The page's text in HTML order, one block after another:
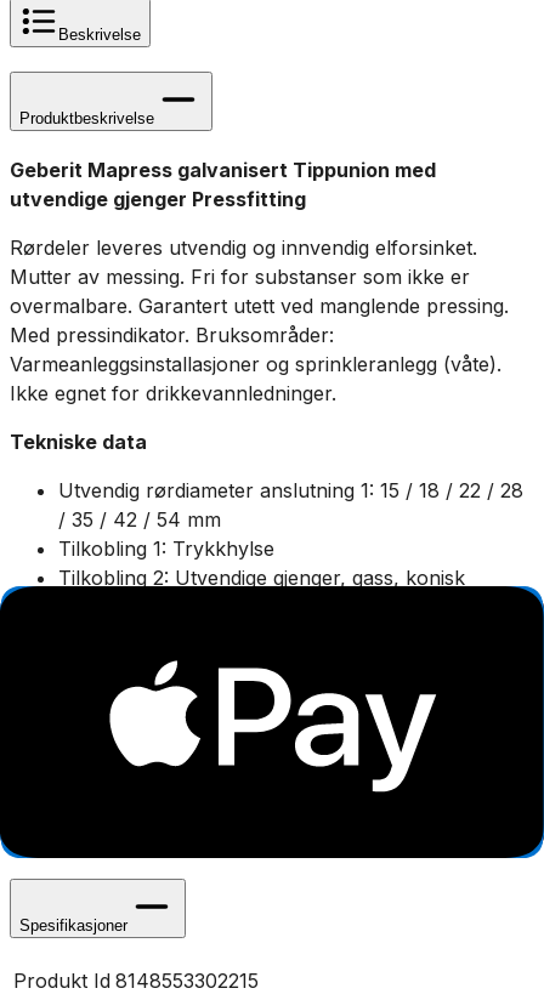
Beskrivelse
Produktbeskrivelse
Geberit Mapress galvanisert Tippunion med
utvendige gjenger Pressfitting
Rørdeler leveres utvendig og innvendig elforsinket.
Mutter av messing. Fri for substanser som ikke er
overmalbare. Garantert utett ved manglende pressing.
Med pressindikator. Bruksområder:
Varmeanleggsinstallasjoner og sprinkleranlegg (våte).
Ikke egnet for drikkevannledninger.
Tekniske data
Utvendig rørdiameter anslutning 1: 15 / 18 / 22 / 28
/ 35 / 42 / 54 mm
Tilkobling 1: Trykkhylse
Tilkobling 2: Utvendige gjenger, gass, konisk
1" (25) / 1 1/4" (32) / 1 1/2"(40) / 2" (50)
Material tilkobling 1: Stål
Material tilkobling 2: Messing
Maksimalt driftstrykk ved 20 °C: 16 bar
Spesifikasjoner
Produkt Id 8148553302215